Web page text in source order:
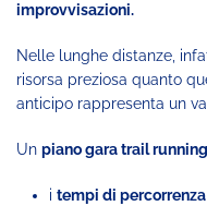
improvvisazioni.
Nelle lunghe distanze,
risorsa preziosa quanto
anticipo rappresenta un
Un piano gara trail
i tempi di percorrenza